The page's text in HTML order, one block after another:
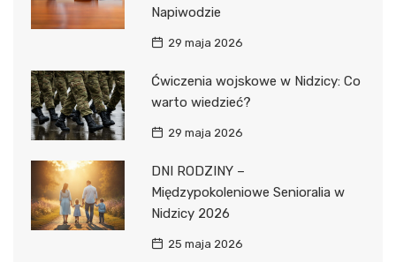
Napiwodzie
29 maja 2026
Ćwiczenia wojskowe w Nidzicy: Co
warto wiedzieć?
29 maja 2026
DNI RODZINY –
Międzypokoleniowe Senioralia w
Nidzicy 2026
25 maja 2026